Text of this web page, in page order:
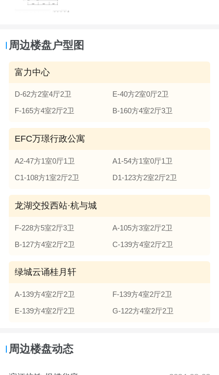
周边楼盘户型图
富力中心
D-62方2室4厅2卫
E-40方2室0厅2卫
F-165方4室2厅2卫
B-160方4室2厅3卫
EFC万璟行政公寓
A2-47方1室0厅1卫
A1-54方1室0厅1卫
C1-108方1室2厅2卫
D1-123方2室2厅2卫
龙湖交投西站·杭与城
F-228方5室2厅3卫
A-105方3室2厅2卫
B-127方4室2厅2卫
C-139方4室2厅2卫
绿城云诵桂月轩
A-139方4室2厅2卫
F-139方4室2厅2卫
E-139方4室2厅2卫
G-122方4室2厅2卫
周边楼盘动态